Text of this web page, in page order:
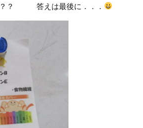
？？ 答えは最後に．．．